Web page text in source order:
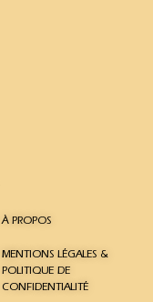
À PROPOS
MENTIONS LÉGALES &
POLITIQUE DE
CONFIDENTIALITÉ